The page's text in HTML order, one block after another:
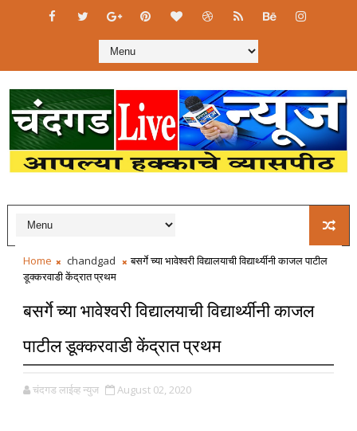
Home chandgad
बसर्गे च्या भावेश्वरी विद्यालयाची विद्यार्थ्यीनी काजल पाटील
डूक्करवाडी केंद्रात प्रथम
बसर्गे च्या भावेश्वरी विद्यालयाची विद्यार्थ्यीनी काजल
पाटील डूक्करवाडी केंद्रात प्रथम
चंदगड लाईव्ह न्युज August 02, 2020